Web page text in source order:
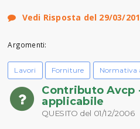
Vedi Risposta del 29/03/
Argomenti:
Lavori Forniture Normativa
Contributo Avcp
applicabile
QUESITO del 01/12/2006